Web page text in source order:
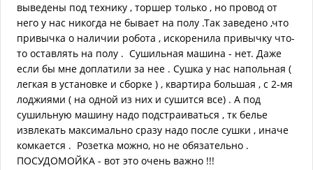
выведены под технику , торшер только , но провод от
него у нас никогда не бывает на полу .Так заведено ,что
привычка о наличии робота , искоренила привычку что-
то оставлять на полу . Сушильная машина - нет. Даже
если бы мне доплатили за нее . Сушка у нас напольная (
легкая в установке и сборке ) , квартира большая , с 2-мя
лоджиями ( на одной из них и сушится все) . А под
сушильную машину надо подстраиваться , тк белье
извлекать максимально сразу надо после сушки , иначе
комкается . Розетка можно, но не обязательно .
ПОСУДОМОЙКА - вот это очень важно !!!